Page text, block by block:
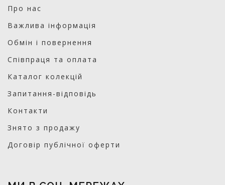
Про нас
Важлива інформація
Обмін і повернення
Співпраця та оплата
Каталог колекцій
Запитання-відповідь
Контакти
Знято з продажу
Договір публічної оферти